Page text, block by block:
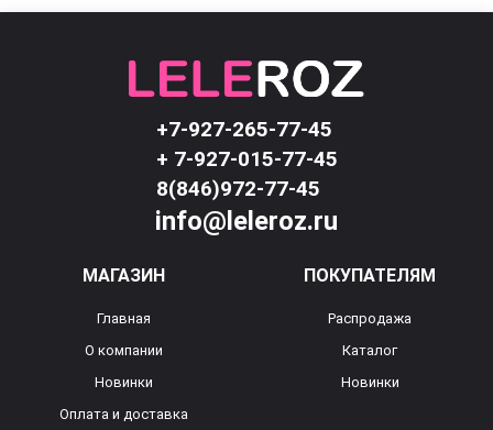
+7-927-265-77-45
+ 7-927-015-77-45
8(846)972-77-45
info@leleroz.ru
МАГАЗИН
Главная
О компании
Новинки
Оплата и доставка
ПОКУПАТЕЛЯМ
Распродажа
Каталог
Новинки